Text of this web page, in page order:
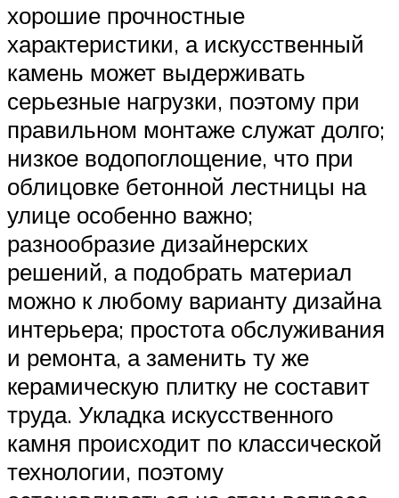
хорошие прочностные
характеристики, а искусственный
камень может выдерживать
серьезные нагрузки, поэтому при
правильном монтаже служат долго;
низкое водопоглощение, что при
облицовке бетонной лестницы на
улице особенно важно;
разнообразие дизайнерских
решений, а подобрать материал
можно к любому варианту дизайна
интерьера; простота обслуживания
и ремонта, а заменить ту же
керамическую плитку не составит
труда. Укладка искусственного
камня происходит по классической
технологии, поэтому